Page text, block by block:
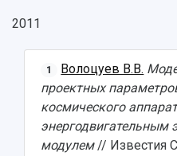
2011
1 Волоцуев В.В.
проектных
космического
энергодвигательным
модулем// Известия